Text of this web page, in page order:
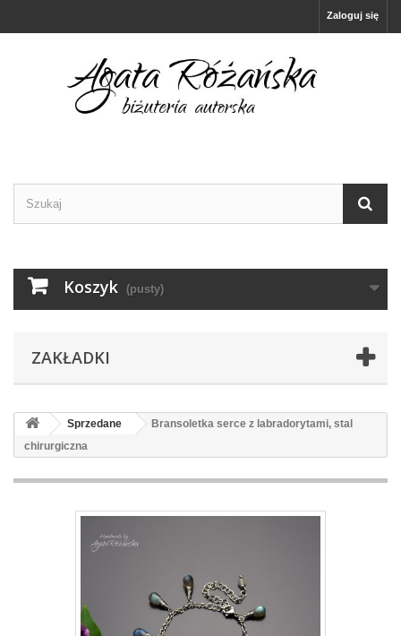
Zaloguj się
Koszyk (pusty)
ZAKŁADKI
Sprzedane
Bransoletka serce z labradorytami, stal
chirurgiczna